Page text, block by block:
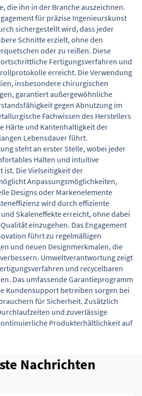
die ihn in der Branche auszeichnen.
für präzise Ingenieurskunst
sichergestellt wird, dass jeder
Schnitte erzielt, ohne den
oder zu reißen. Diese
Fertigungsverfahren und
erreicht. Die Verwendung
insbesondere chirurgischen
garantiert außergewöhnliche
gegen Abnutzung im
Fachwissen des Herstellers
Härte und Kantenhaltigkeit der
Lebensdauer führt.
steht an erster Stelle, wobei jeder
Halten und intuitive
ist. Die Vielseitigkeit der
Anpassungsmöglichkeiten,
Designs oder Markenelemente
wird durch effiziente
Skaleneffekte erreicht, ohne dabei
einzugehen. Das Engagement
führt zu regelmäßigen
und neuen Designmerkmalen, die
Umweltverantwortung zeigt
und recycelbaren
Das umfassende Garantieprogramm
Kundensupport betreiben sorgen bei
für Sicherheit. Zusätzlich
und zuverlässige
Produkterhältlichkeit auf
Nachrichten